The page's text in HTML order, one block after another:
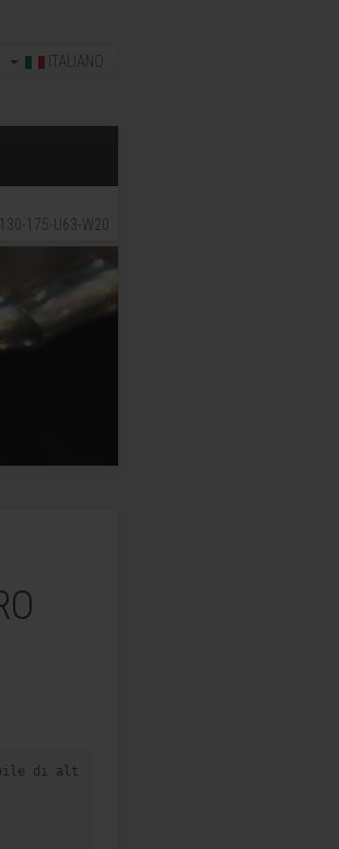
ITALIANO
175-U63-W20
di alt